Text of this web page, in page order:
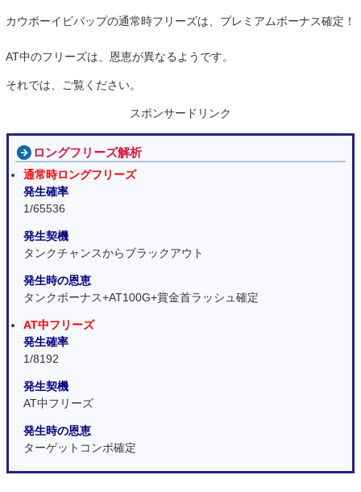
カウボーイビバップの通常時フリーズは、プレミアムボーナス確定！
AT中のフリーズは、恩恵が異なるようです。
それでは、ご覧ください。
スポンサードリンク
ロングフリーズ解析
通常時ロングフリーズ
発生確率
1/65536
発生契機
タンクチャンスからブラックアウト
発生時の恩恵
タンクボーナス+AT100G+賞金首ラッシュ確定
AT中フリーズ
発生確率
1/8192
発生契機
AT中フリーズ
発生時の恩恵
ターゲットコンボ確定